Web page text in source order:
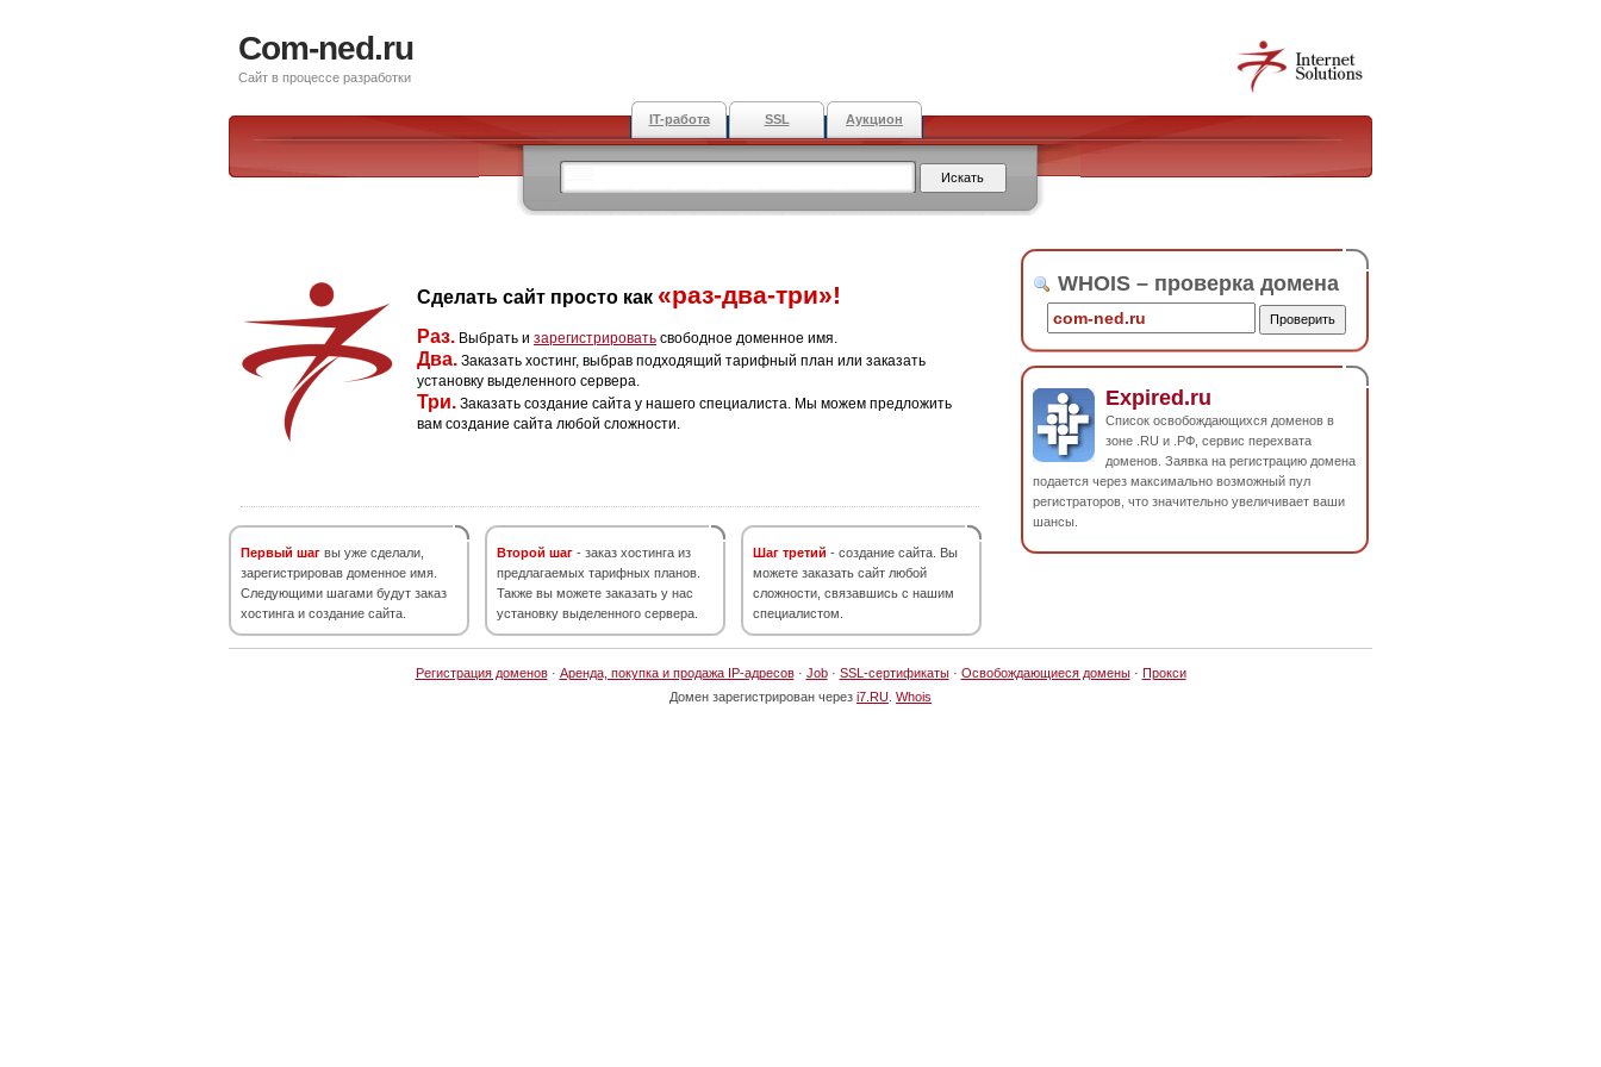
Com-ned.ru
Сайт в процессе разработки
IT-работа SSL Аукцион
Сделать сайт просто как «раз-два-три»!
Раз. Выбрать и зарегистрировать свободное доменное имя.
Два. Заказать хостинг, выбрав подходящий тарифный план или заказать
установку выделенного сервера.
Три. Заказать создание сайта у нашего специалиста. Мы можем предложить
вам создание сайта любой сложности.
Первый шаг вы уже сделали,
зарегистрировав доменное имя.
Следующими шагами будут заказ
хостинга и создание сайта.
Второй шаг - заказ хостинга из
предлагаемых тарифных планов.
Также вы можете заказать у нас
установку выделенного сервера.
Шаг третий - создание сайта. Вы
можете заказать сайт любой
сложности, связавшись с нашим
специалистом.
WHOIS – проверка домена
Expired.ru
Список освобождающихся доменов в
зоне .RU и .РФ, сервис перехвата
доменов. Заявка на регистрацию домена
подается через максимально возможный пул
регистраторов, что значительно увеличивает ваши
шансы.
Регистрация доменов· Аренда, покупка и продажа IP-адресов· Job· SSL-сертификаты· Освобождающиеся домены· Прокси
Домен зарегистрирован через i7.RU Whois